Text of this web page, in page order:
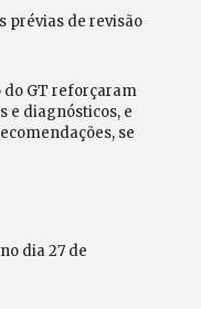
prévias de revisão
do GT reforçaram
e diagnósticos, e
se
dia 27 de